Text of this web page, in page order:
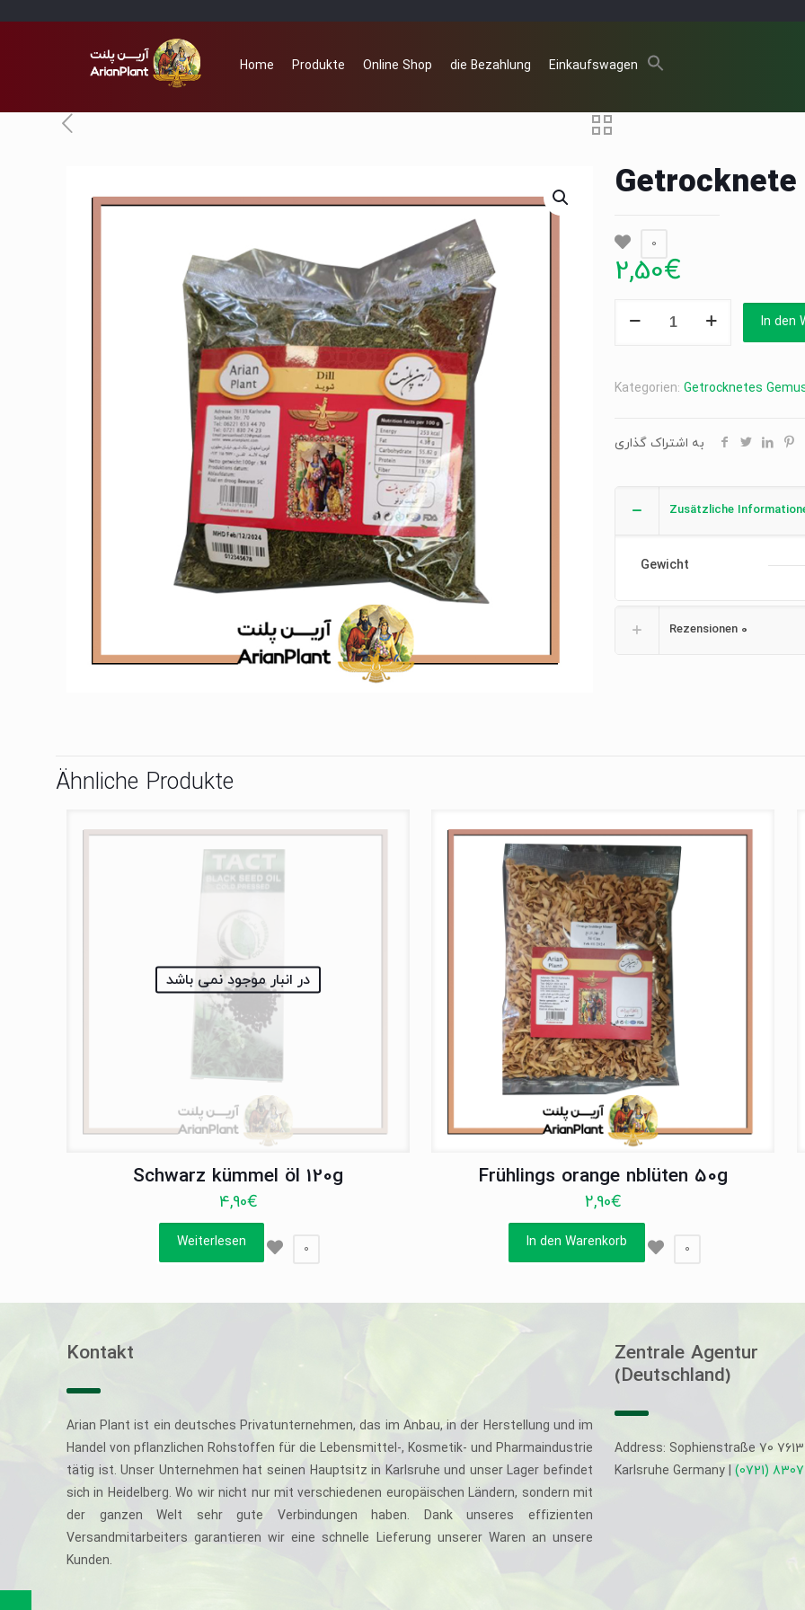
Home Produkte Online Shop die Bezahlung Einkaufswagen
Getrocknete
0
2,50€
Menge
In den
Kategorien: Getrocknetes
به اشتراک گذاری
Zusätzliche
Gewicht
Rezensionen 0
Ähnliche Produkte
در انبار موجود نمی باشد
Schwarz kümmel öl 120g
4,90€
Weiterlesen 0
Frühlings orange nblüten 50g
2,90€
In den Warenkorb 0
Kontakt
Arian Plant ist ein deutsches Privatunternehmen, das im Anbau, in der Herstellung und im
Handel von pflanzlichen Rohstoffen für die Lebensmittel-, Kosmetik- und Pharmaindustrie
tätig ist. Unser Unternehmen hat seinen Hauptsitz in Karlsruhe und unser Lager befindet
sich in Heidelberg. Wo wir nicht nur mit verschiedenen europäischen Ländern, sondern mit
der ganzen Welt sehr gute Verbindungen haben. Dank unseres effizienten
Versandmitarbeiters garantieren wir eine schnelle Lieferung unserer Waren an unsere
Kunden.
Zentrale Agentur
(Deutschland)
Address: Sophienstraße 70
Karlsruhe Germany | (0721)